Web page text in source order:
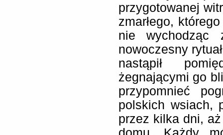
przygotowanej
zmarłego,
nie wychodząc
nowoczesny
nastąpił
żegnającymi go
przypomnieć
polskich wsiach,
przez kilka dni,